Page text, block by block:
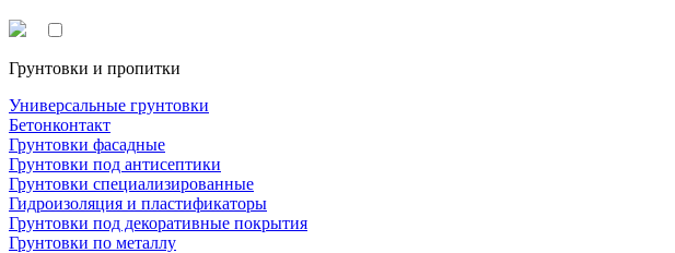
Грунтовки и пропитки
Универсальные грунтовки
Бетонконтакт
Грунтовки фасадные
Грунтовки под антисептики
Грунтовки специализированные
Гидроизоляция и пластификаторы
Грунтовки под декоративные покрытия
Грунтовки по металлу